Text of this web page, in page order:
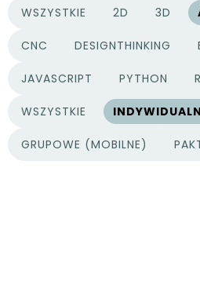
WSZYSTKIE
KATEGORIE PROJEKTÓW
2D 3D
CNC DESIGNTHINKING
JAVASCRIPT PYTHON
WSZYSTKIE
TYPY PROJEKTÓW
GRUPOWE (MOBILNE)